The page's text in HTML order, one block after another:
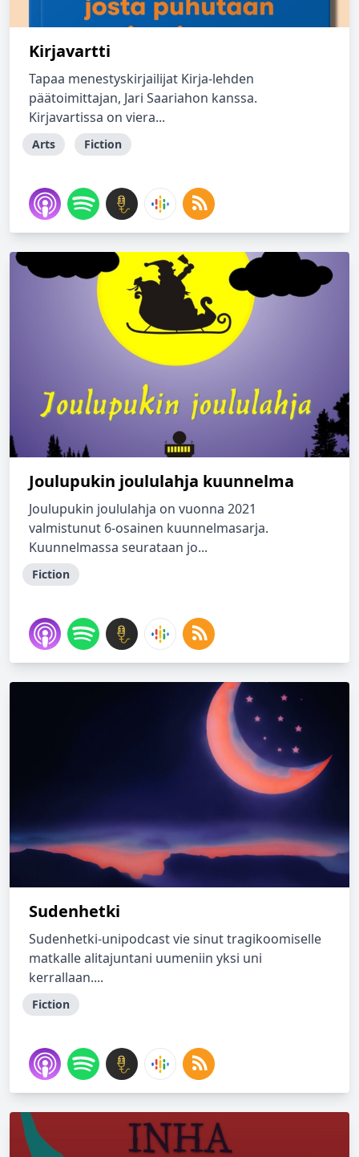
Kirjavartti
Tapaa menestyskirjailijat Kirja-lehden
päätoimittajan, Jari Saariahon kanssa.
Kirjavartissa on viera...
Arts Fiction
Joulupukin joululahja kuunnelma
Joulupukin joululahja on vuonna 2021
valmistunut 6-osainen kuunnelmasarja.
Kuunnelmassa seurataan jo...
Fiction
Sudenhetki
Sudenhetki-unipodcast vie sinut tragikoomiselle
matkalle alitajuntani uumeniin yksi uni
kerrallaan....
Fiction